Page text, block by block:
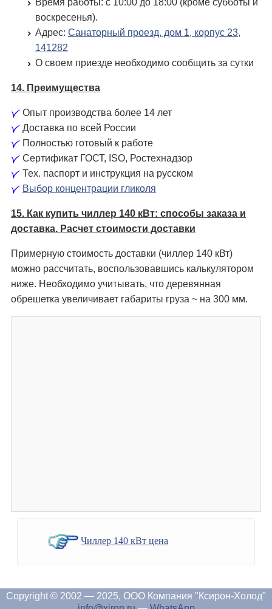
Время работы: c 10:00 до 18:00 (кроме субботы и
воскресенья).
Адрес: Санаторный проезд, дом 1, корпус 23,
141282
О своем приезде необходимо сообщить за сутки
14. Преимущества
Опыт производства более 14 лет
Доставка по всей России
Полностью готовый к работе
Сертификат ГОСТ, ISO, Ростехнадзор
Тех. паспорт и инструкция на русском
Выбор концентрации гликоля
15. Как купить чиллер 140 кВт: способы заказа и
доставка. Расчет стоимости доставки
Примерную стоимость доставки (чиллер 140 кВт)
можно рассчитать, воспользовавшись калькулятором
ниже. Необходимо учитывать, что деревянная
обрешетка увеличивает габариты груза ~ на 300 мм.
Чиллер 140 кВт цена
Copyright © 2002 — 2025, ООО Компания "Ксирон-Холод"